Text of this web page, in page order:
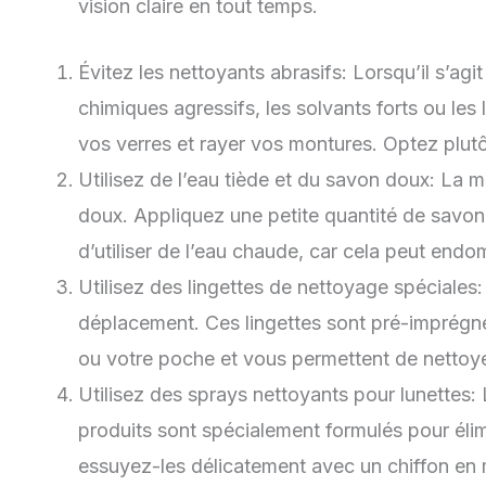
vision claire en tout temps.
Évitez les nettoyants abrasifs: Lorsqu’il
chimiques agressifs, les solvants forts ou
vos verres et rayer vos montures. Optez
Utilisez de l’eau tiède et du savon doux: La
doux. Appliquez une petite quantité de
d’utiliser de l’eau chaude, car cela peut
Utilisez des lingettes de nettoyage
déplacement. Ces lingettes sont pré-
ou votre poche et vous permettent de
Utilisez des sprays nettoyants pour
produits sont spécialement formulés pour
essuyez-les délicatement avec un chiffon